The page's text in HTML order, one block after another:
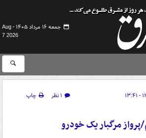
جمعه ۱۶ مرداد ۱۴۰۵ -
Aug
7 2026
۱ نظر
چاپ
پرواز مرگبار یک خودرو